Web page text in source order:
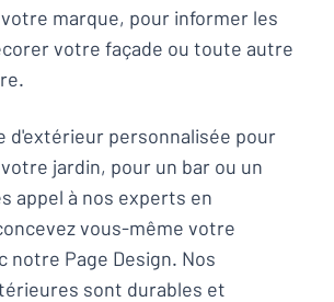
marque, pour informer les
votre façade ou toute autre
d'extérieur personnalisée pour
jardin, pour un bar ou un
appel à nos experts en
vous-même votre
notre Page Design. Nos
sont durables et